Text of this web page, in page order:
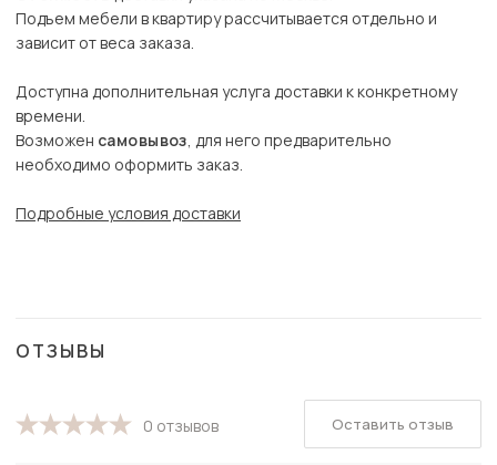
Подъем мебели в квартиру рассчитывается отдельно и
зависит от веса заказа.
Доступна дополнительная услуга доставки к конкретному
времени.
Возможен самовывоз, для него предварительно
необходимо оформить заказ.
Подробные условия доставки
ОТЗЫВЫ
0 отзывов Оставить отзыв